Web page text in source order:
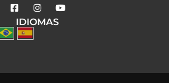
IDIOMAS